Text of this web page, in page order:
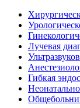
Лучевая
Гибкая